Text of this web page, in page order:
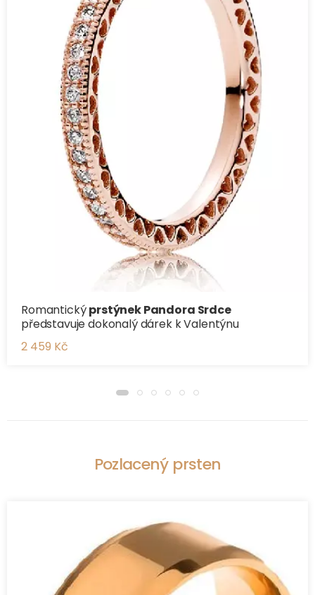
Romantickýprstýnek Pandora Srdce
představuje dokonalý dárek k Valentýnu
2 459 Kč
Pozlacený prsten